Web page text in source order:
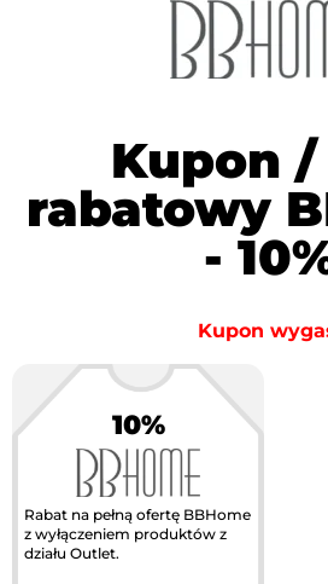
Kupon
rabatowy
-
Kupon
10%
Rabat na pełną ofertę BBHome
z wyłączeniem produktów z
działu Outlet.
Największa akcja
rabatowa w Polsce